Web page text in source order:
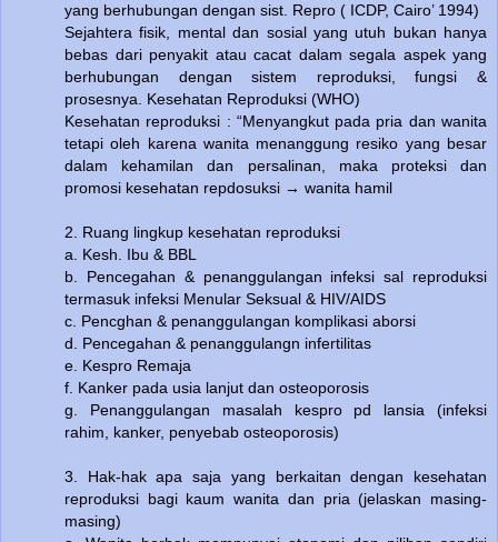
yang berhubungan dengan sist. Repro ( ICDP, Cairo’ 1994)
Sejahtera fisik, mental dan sosial yang utuh bukan hanya
bebas dari penyakit atau cacat dalam segala aspek yang
berhubungan dengan sistem reproduksi, fungsi &
prosesnya. Kesehatan Reproduksi (WHO)
Kesehatan reproduksi : “Menyangkut pada pria dan wanita
tetapi oleh karena wanita menanggung resiko yang besar
dalam kehamilan dan persalinan, maka proteksi dan
promosi kesehatan repdosuksi → wanita hamil
2. Ruang lingkup kesehatan reproduksi
a. Kesh. Ibu & BBL
b. Pencegahan & penanggulangan infeksi sal reproduksi
termasuk infeksi Menular Seksual & HIV/AIDS
c. Pencghan & penanggulangan komplikasi aborsi
d. Pencegahan & penanggulangn infertilitas
e. Kespro Remaja
f. Kanker pada usia lanjut dan osteoporosis
g. Penanggulangan masalah kespro pd lansia (infeksi
rahim, kanker, penyebab osteoporosis)
3. Hak-hak apa saja yang berkaitan dengan kesehatan
reproduksi bagi kaum wanita dan pria (jelaskan masing-
masing)